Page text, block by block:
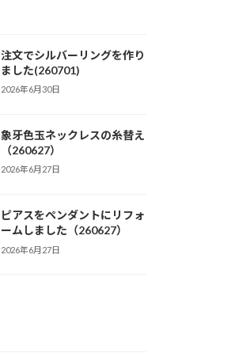
注文でシルバーリングを作り
ました(260701)
2026年6月30日
象牙色玉ネックレスの糸替え
（260627）
2026年6月27日
ピアスをペンダントにリフォ
ームしました（260627）
2026年6月27日